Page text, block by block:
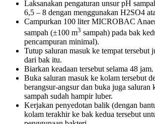
Laksanakan pengaturan unsur pH
6,5 – 8 dengan menggunakan H2SO4
Campurkan 100 liter MICROBAC
sampah (±100 m3 sampah) pada bak
pencampuran minimal).
Tutup saluran masuk ke tempat tersebut
dari bak itu.
Biarkan keadaan tersebut selama 48 jam.
Buka saluran masuk ke kolam tersebut
berangsur-angsur dan buka juga saluran
sampah sudah hampir luber.
Kerjakan penyedotan balik (dengan
kolam terakhir ke bak kedua tersebut